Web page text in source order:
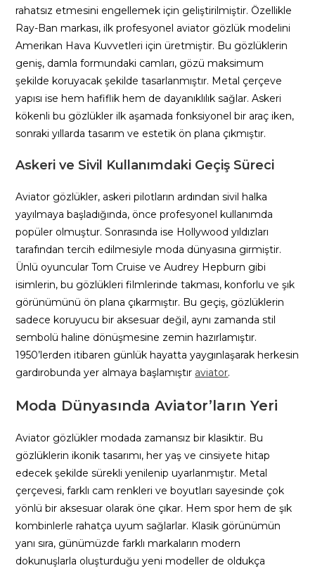
rahatsız etmesini engellemek için geliştirilmiştir. Özellikle
Ray-Ban markası, ilk profesyonel aviator gözlük modelini
Amerikan Hava Kuvvetleri için üretmiştir. Bu gözlüklerin
geniş, damla formundaki camları, gözü maksimum
şekilde koruyacak şekilde tasarlanmıştır. Metal çerçeve
yapısı ise hem hafiflik hem de dayanıklılık sağlar. Askeri
kökenli bu gözlükler ilk aşamada fonksiyonel bir araç iken,
sonraki yıllarda tasarım ve estetik ön plana çıkmıştır.
Askeri ve Sivil Kullanımdaki Geçiş Süreci
Aviator gözlükler, askeri pilotların ardından sivil halka
yayılmaya başladığında, önce profesyonel kullanımda
popüler olmuştur. Sonrasında ise Hollywood yıldızları
tarafından tercih edilmesiyle moda dünyasına girmiştir.
Ünlü oyuncular Tom Cruise ve Audrey Hepburn gibi
isimlerin, bu gözlükleri filmlerinde takması, konforlu ve şık
görünümünü ön plana çıkarmıştır. Bu geçiş, gözlüklerin
sadece koruyucu bir aksesuar değil, aynı zamanda stil
sembolü haline dönüşmesine zemin hazırlamıştır.
1950’lerden itibaren günlük hayatta yaygınlaşarak herkesin
gardırobunda yer almaya başlamıştır aviator.
Moda Dünyasında Aviator’ların Yeri
Aviator gözlükler modada zamansız bir klasiktir. Bu
gözlüklerin ikonik tasarımı, her yaş ve cinsiyete hitap
edecek şekilde sürekli yenilenip uyarlanmıştır. Metal
çerçevesi, farklı cam renkleri ve boyutları sayesinde çok
yönlü bir aksesuar olarak öne çıkar. Hem spor hem de şık
kombinlerle rahatça uyum sağlarlar. Klasik görünümün
yanı sıra, günümüzde farklı markaların modern
dokunuşlarla oluşturduğu yeni modeller de oldukça